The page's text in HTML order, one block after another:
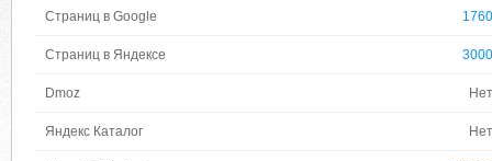
Страниц в Google 1760
Страниц в Яндексе 3000
Dmoz Нет
Яндекс Каталог Нет